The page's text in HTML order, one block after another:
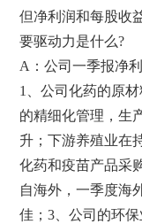
但净利润和每股收
要驱动力是什么?
A：公司一季报净
1、公司化药的原
的精细化管理，生
升；下游养殖业在
化药和疫苗产品采
自海外，一季度海
佳；3、公司的环